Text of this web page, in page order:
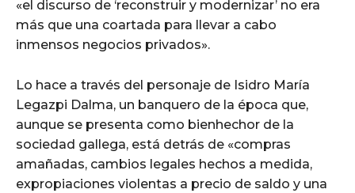
«el discurso de ‘reconstruir y modernizar’ no era
más que una coartada para llevar a cabo
inmensos negocios privados».
Lo hace a través del personaje de Isidro María
Legazpi Dalma, un banquero de la época que,
aunque se presenta como bienhechor de la
sociedad gallega, está detrás de «compras
amañadas, cambios legales hechos a medida,
expropiaciones violentas a precio de saldo y una